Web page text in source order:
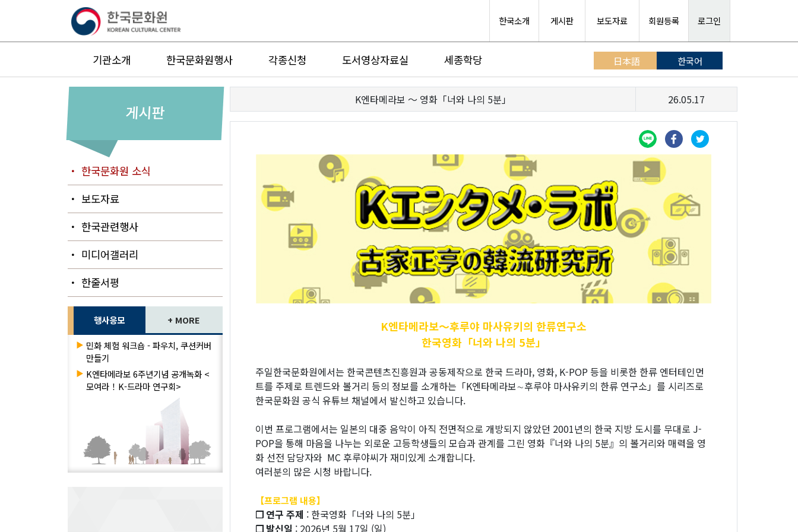
한국소개 게시판 보도자료 회원등록 로그인
기관소개 한국문화원행사 각종신청 도서영상자료실 세종학당 日本語 한국어
게시판
・ 한국문화원 소식
・ 보도자료
・ 한국관련행사
・ 미디어갤러리
・ 한줄서평
행사응모 + MORE
▶ 민화 체험 워크숍 - 파우치, 쿠션커버
만들기
▶ K엔타메라보 6주년기념 공개녹화 <
모여라！K-드라마 연구회>
K엔타메라보 ～ 영화「너와 나의 5분」 26.05.17
K엔타메라보～후루야 마사유키의 한류연구소
한국영화「너와 나의 5분」
주일한국문화원에서는 한국콘텐츠진흥원과 공동제작으로 한국 드라마, 영화, K-POP 등을 비롯한 한류 엔터테인먼
트를 주제로 트렌드와 볼거리 등의 정보를 소개하는「K엔타메라보∼후루야 마사유키의 한류 연구소」를 시리즈로
한국문화원 공식 유튜브 채널에서 발신하고 있습니다.
이번 프로그램에서는 일본의 대중 음악이 아직 전면적으로 개방되지 않았던 2001년의 한국 지방 도시를 무대로 J-
POP을 통해 마음을 나누는 외로운 고등학생들의 모습과 관계를 그린 영화『너와 나의 5분』의 볼거리와 매력을 영
화 선전 담당자와 MC 후루야씨가 재미있게 소개합니다.
여러분의 많은 시청 바랍니다.
【프로그램 내용】
❐ 연구 주제 : 한국영화「너와 나의 5분」
❐ 발신일 : 2026년 5월 17일 (일)